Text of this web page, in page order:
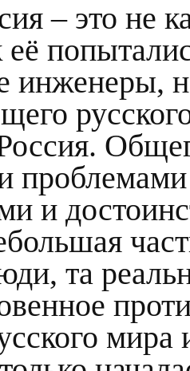
– это не
её
инженеры,
и
та